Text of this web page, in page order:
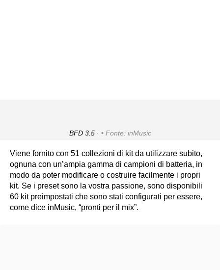
BFD 3.5 · Fonte: inMusic
Viene fornito con 51 collezioni di kit da utilizzare subito,
ognuna con un’ampia gamma di campioni di batteria, in
modo da poter modificare o costruire facilmente i propri
kit. Se i preset sono la vostra passione, sono disponibili
60 kit preimpostati che sono stati configurati per essere,
come dice inMusic, “pronti per il mix”.